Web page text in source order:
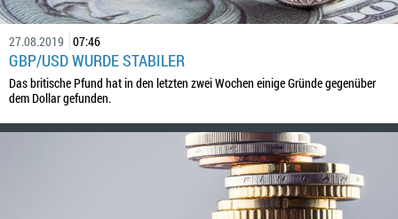
27.08.2019 07:46
GBP/USD WURDE STABILER
Das britische Pfund hat in den letzten zwei Wochen einige Gründe gegenüber
dem Dollar gefunden.